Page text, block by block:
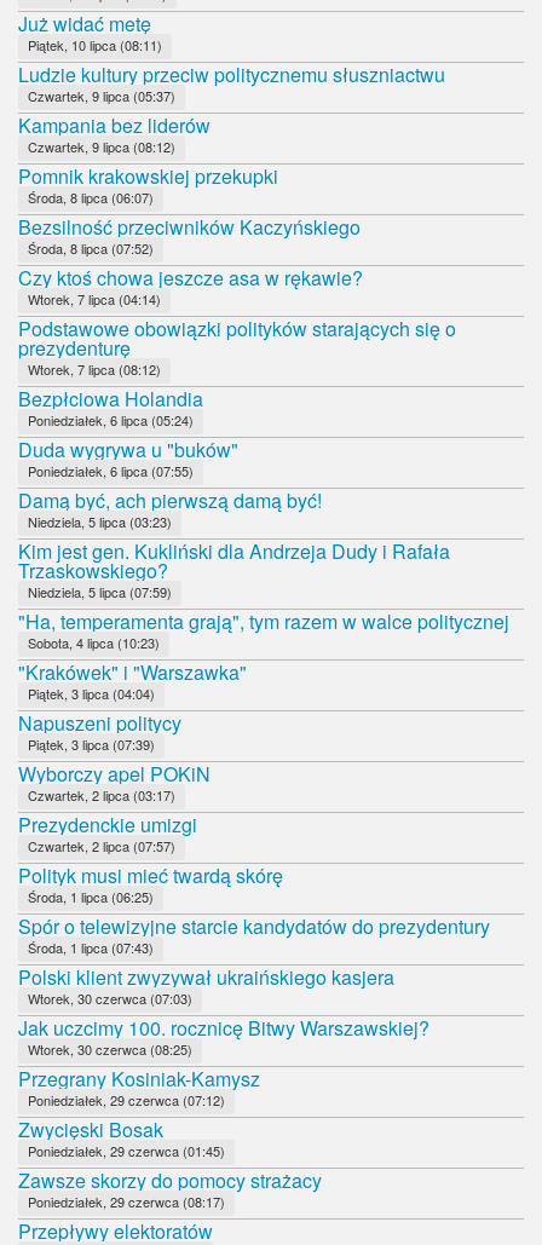
Już widać metę
Piątek, 10 lipca (08:11)
Ludzie kultury przeciw politycznemu słuszniactwu
Czwartek, 9 lipca (05:37)
Kampania bez liderów
Czwartek, 9 lipca (08:12)
Pomnik krakowskiej przekupki
Środa, 8 lipca (06:07)
Bezsilność przeciwników Kaczyńskiego
Środa, 8 lipca (07:52)
Czy ktoś chowa jeszcze asa w rękawie?
Wtorek, 7 lipca (04:14)
Podstawowe obowiązki polityków starających się o
prezydenturę
Wtorek, 7 lipca (08:12)
Bezpłciowa Holandia
Poniedziałek, 6 lipca (05:24)
Duda wygrywa u "buków"
Poniedziałek, 6 lipca (07:55)
Damą być, ach pierwszą damą być!
Niedziela, 5 lipca (03:23)
Kim jest gen. Kukliński dla Andrzeja Dudy i Rafała
Trzaskowskiego?
Niedziela, 5 lipca (07:59)
"Ha, temperamenta grają", tym razem w walce politycznej
Sobota, 4 lipca (10:23)
"Krakówek" i "Warszawka"
Piątek, 3 lipca (04:04)
Napuszeni politycy
Piątek, 3 lipca (07:39)
Wyborczy apel POKiN
Czwartek, 2 lipca (03:17)
Prezydenckie umizgi
Czwartek, 2 lipca (07:57)
Polityk musi mieć twardą skórę
Środa, 1 lipca (06:25)
Spór o telewizyjne starcie kandydatów do prezydentury
Środa, 1 lipca (07:43)
Polski klient zwyzywał ukraińskiego kasjera
Wtorek, 30 czerwca (07:03)
Jak uczcimy 100. rocznicę Bitwy Warszawskiej?
Wtorek, 30 czerwca (08:25)
Przegrany Kosiniak-Kamysz
Poniedziałek, 29 czerwca (07:12)
Zwycięski Bosak
Poniedziałek, 29 czerwca (01:45)
Zawsze skorzy do pomocy strażacy
Poniedziałek, 29 czerwca (08:17)
Przepływy elektoratów